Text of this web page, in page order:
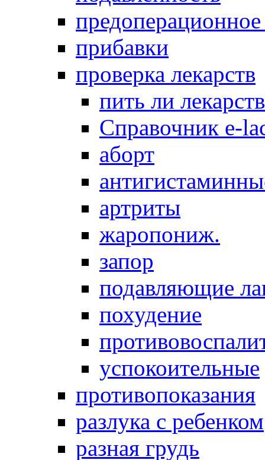
прибавки
проверка лекарств
пить ли
Справочник e-
аборт
артриты
жаропониж.
запор
подавляющие
похудение
успокоительные
противопоказания
разлука с ребенком
разная грудь